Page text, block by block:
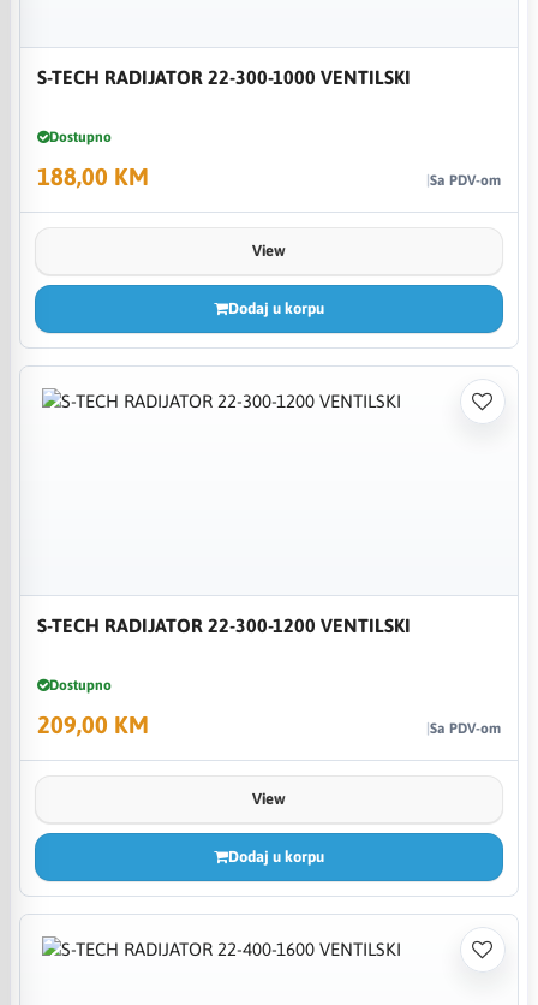
S-TECH RADIJATOR 22-300-1000 VENTILSKI
Dostupno
188,00 KM Sa PDV-om
View
Dodaj u korpu
S-TECH RADIJATOR 22-300-1200 VENTILSKI
Dostupno
209,00 KM Sa PDV-om
View
Dodaj u korpu